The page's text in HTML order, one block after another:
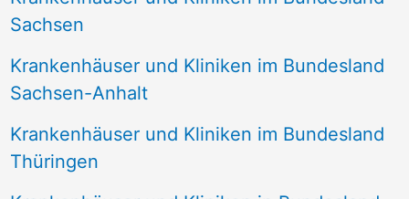
Sachsen
Krankenhäuser und Kliniken im Bundesland
Sachsen-Anhalt
Krankenhäuser und Kliniken im Bundesland
Thüringen